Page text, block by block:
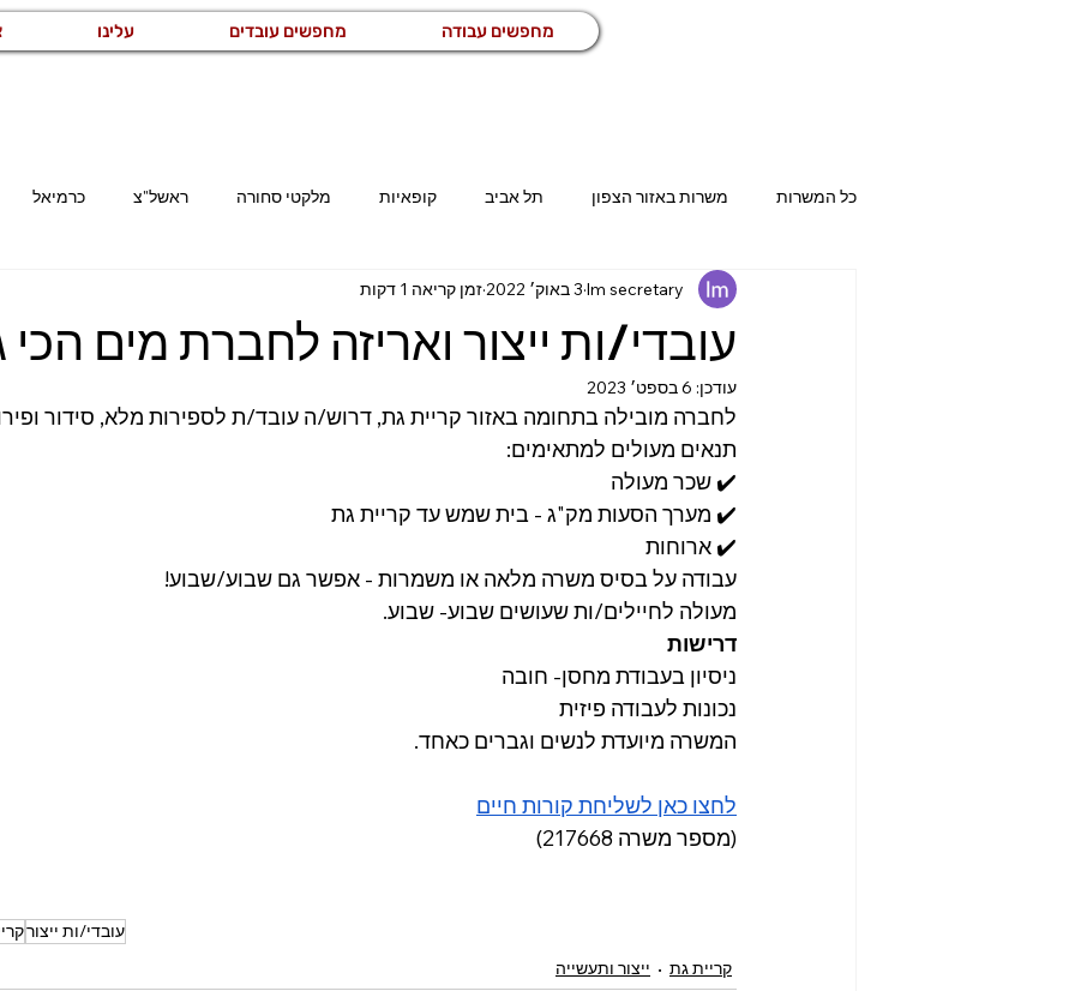
מחפשים עבודה מחפשים עובדים עלינו
כל המשרות משרות באזור הצפון תל אביב קופאיות מלקטי סחורה ראשל"צ כרמיאל
אשדוד אשקלון קריית גת רמלה
שיווק ומכירות שירות לקוחות
הנהלת חשבונות עבודות זמניות
עובדי/ות ייצור ואריזה לחברת מים הכי
lm secretary 3 באוק׳ 2022 זמן קריאה 1 דקות
עודכן: 6 בספט׳ 2023
לחברה מובילה בתחומה באזור קריית גת, דרוש/ה עובד/ת לספירות מלא, סידור
תנאים מעולים למתאימים:
✔️ שכר מעולה
✔️ מערך הסעות מק"ג - בית שמש עד קריית גת
✔️ ארוחות
עבודה על בסיס משרה מלאה או משמרות - אפשר גם שבוע/שבוע!
מעולה לחיילים/ות שעושים שבוע- שבוע.
דרישות
ניסיון בעבודת מחסן- חובה
נכונות לעבודה פיזית
המשרה מיועדת לנשים וגברים כאחד.
לחצו כאן לשליחת קורות חיים
(מספר משרה 217668)
עובדי/ות ייצור
קריית גת
ייצור ותעשייה